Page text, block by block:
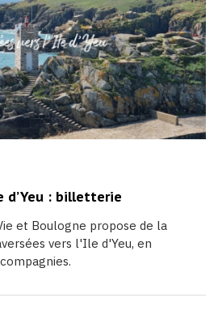
d’Yeu : billetterie
et Boulogne propose de la
vers l'Ile d'Yeu, en